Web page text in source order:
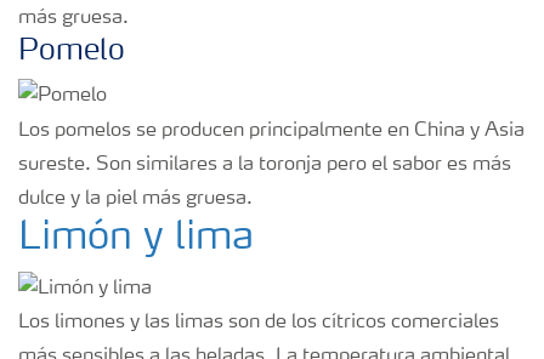
más gruesa.
Pomelo
Los pomelos se producen principalmente en China y Asia
sureste. Son similares a la toronja pero el sabor es más
dulce y la piel más gruesa.
Limón y lima
Los limones y las limas son de los cítricos comerciales